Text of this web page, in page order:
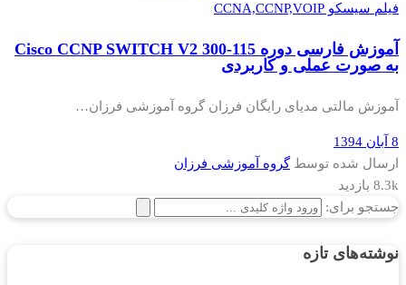
فیلم سیسکو CCNA,CCNP,VOIP
آموزش فارسی دوره Cisco CCNP SWITCH V2 300-115
به صورت عملی و کاربردی
آموزش مالتی مدیای رایگان فرزان گروه آموزشی فرزان…
8 آبان 1394
ارسال شده توسطگروه آموزشی فرزان
8.3k بازدید
جستجو برای:
نوشته‌های تازه